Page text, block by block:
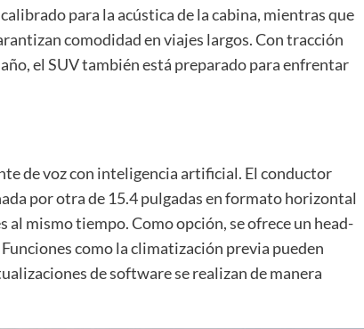
para la acústica de la cabina, mientras que
comodidad en viajes largos. Con tracción
el SUV también está preparado para enfrentar
de voz con inteligencia artificial. El conductor
por otra de 15.4 pulgadas en formato horizontal
mismo tiempo. Como opción, se ofrece un head-
como la climatización previa pueden
de software se realizan de manera